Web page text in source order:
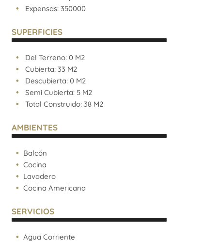
Expensas: 350000
SUPERFICIES
Del Terreno: 0 M2
Cubierta: 33 M2
Descubierta: 0 M2
Semi Cubierta: 5 M2
Total Construido: 38 M2
AMBIENTES
Balcón
Cocina
Lavadero
Cocina Americana
SERVICIOS
Agua Corriente